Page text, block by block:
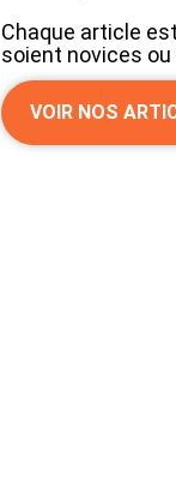
Chaque article
soient novices
VOIR NOS